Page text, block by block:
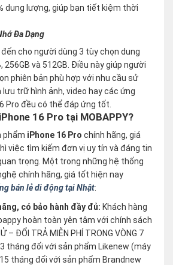
dung lượng, giúp bạn tiết kiệm thời
Đa Dạng
cho người dùng 3 tùy chọn dung
256GB và 512GB. Điều này giúp người
phiên bản phù hợp với nhu cầu sử
lưu trữ hình ảnh, video hay các ứng
Pro đều có thể đáp ứng tốt.
16 Pro tại MOBAPPY?
phẩm iPhone 16 Pro chính hãng, giá
việc tìm kiếm đơn vị uy tín và đáng tin
trọng. Một trong những hệ thống
chính hãng, giá tốt hiện nay
bán lẻ di động tại Nhật:
có bảo hành đầy đủ: Khách hàng
hoàn toàn yên tâm với chính sách
– ĐỔI TRẢ MIỄN PHÍ TRONG VÒNG 7
tháng đối với sản phẩm Likenew (máy
tháng đối với sản phẩm Brandnew